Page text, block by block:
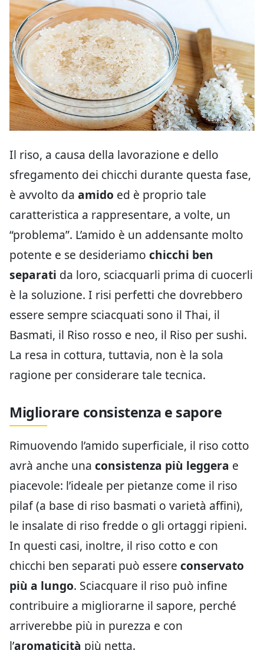
Il riso, a causa della lavorazione e dello
sfregamento dei chicchi durante questa fase,
è avvolto da amido ed è proprio tale
caratteristica a rappresentare, a volte, un
“problema”. L’amido è un addensante molto
potente e se desideriamo chicchi ben
separati da loro, sciacquarli prima di cuocerli
è la soluzione. I risi perfetti che dovrebbero
essere sempre sciacquati sono il Thai, il
Basmati, il Riso rosso e neo, il Riso per sushi.
La resa in cottura, tuttavia, non è la sola
ragione per considerare tale tecnica.
Migliorare consistenza e sapore
Rimuovendo l’amido superficiale, il riso cotto
avrà anche una consistenza più leggera e
piacevole: l’ideale per pietanze come il riso
pilaf (a base di riso basmati o varietà affini),
le insalate di riso fredde o gli ortaggi ripieni.
In questi casi, inoltre, il riso cotto e con
chicchi ben separati può essere conservato
più a lungo. Sciacquare il riso può infine
contribuire a migliorarne il sapore, perché
arriverebbe più in purezza e con
l’aromaticità più netta.